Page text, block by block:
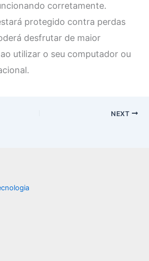
corretamente.
protegido contra perdas
desfrutar de maior
utilizar o seu computador ou
NEXT